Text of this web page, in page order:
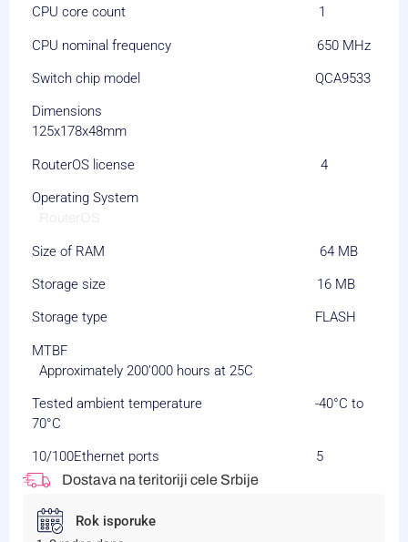
CPU core count 1
CPU nominal frequency 650 MHz
Switch chip model QCA9533
Dimensions
125x178x48mm
RouterOS license 4
Operating System
Size of RAM 64 MB
Storage size 16 MB
Storage type FLASH
MTBF
Approximately 200’000 hours at 25C
Tested ambient temperature -40°C to
70°C
10/100Ethernet ports 5
Dostava na teritoriji cele Srbije
Rok isporuke